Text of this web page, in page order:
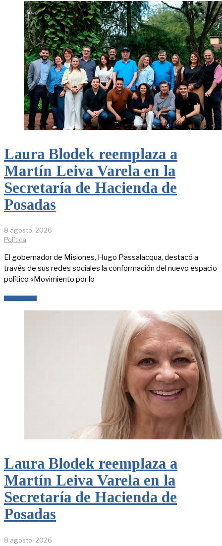
Laura Blodek reemplaza a
Martín Leiva Varela en la
Secretaría de Hacienda de
Posadas
8 agosto, 2026
Política
El gobernador de Misiones, Hugo Passalacqua, destacó a
través de sus redes sociales la conformación del nuevo espacio
político «Movimiento por lo
Laura Blodek reemplaza a
Martín Leiva Varela en la
Secretaría de Hacienda de
Posadas
8 agosto, 2026